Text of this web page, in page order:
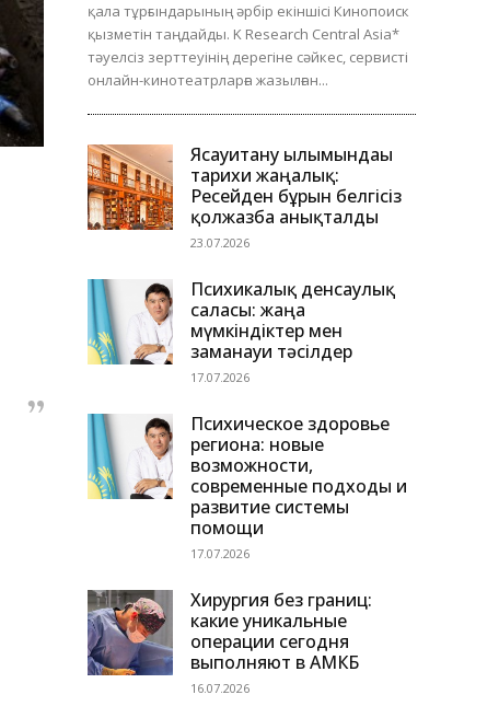
қала тұрғындарының әрбір екіншісі Кинопоиск
қызметін таңдайды. K Research Central Asia*
тәуелсіз зерттеуінің дерегіне сәйкес, сервисті
онлайн-кинотеатрларға жазылған...
Ясауитану ғылымындағы
тарихи жаңалық:
Ресейден бұрын белгісіз
қолжазба анықталды
23.07.2026
Психикалық денсаулық
саласы: жаңа
мүмкіндіктер мен
заманауи тәсілдер
17.07.2026
Психическое здоровье
региона: новые
возможности,
современные подходы и
развитие системы
помощи
17.07.2026
Хирургия без границ:
какие уникальные
операции сегодня
выполняют в АМКБ
16.07.2026